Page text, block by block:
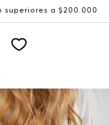
superiores a $200.000
encaje para mujer